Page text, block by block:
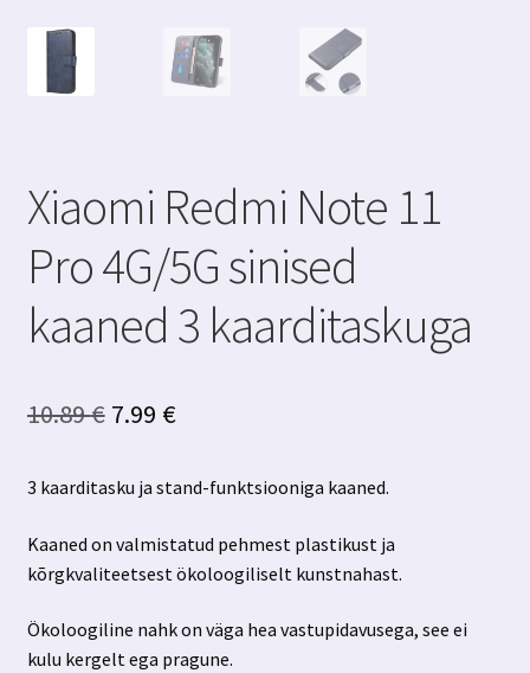
Xiaomi Redmi Note 11
Pro 4G/5G sinised
kaaned 3 kaarditaskuga
10.89€ Algne
oli:
10.89 €.
7.99 €Praegune
on:
7.99 €.
3 kaarditasku ja stand-funktsiooniga kaaned.
Kaaned on valmistatud pehmest plastikust ja
kõrgkvaliteetsest ökoloogiliselt kunstnahast.
Ökoloogiline nahk on väga hea vastupidavusega, see ei
kulu kergelt ega pragune.